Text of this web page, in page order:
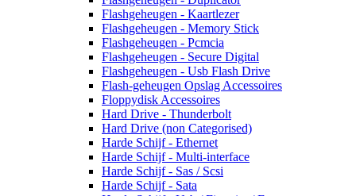
Flashgeheugen - Kaartlezer
Flashgeheugen - Memory Stick
Flashgeheugen - Pcmcia
Flashgeheugen - Secure Digital
Flashgeheugen - Usb Flash Drive
Flash-geheugen Opslag Accessoires
Floppydisk Accessoires
Hard Drive - Thunderbolt
Hard Drive (non Categorised)
Harde Schijf - Ethernet
Harde Schijf - Multi-interface
Harde Schijf - Sas / Scsi
Harde Schijf - Sata